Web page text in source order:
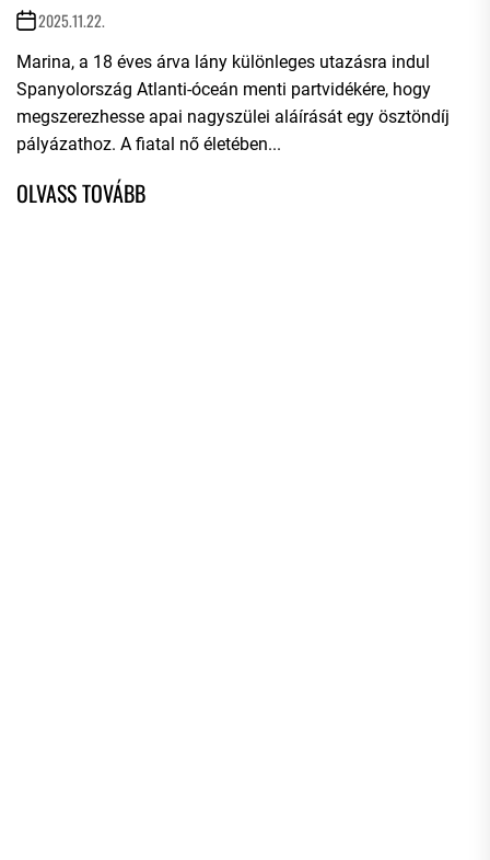
2025.11.22.
Marina, a 18 éves árva lány különleges utazásra indul
Spanyolország Atlanti-óceán menti partvidékére, hogy
megszerezhesse apai nagyszülei aláírását egy ösztöndíj
pályázathoz. A fiatal nő életében...